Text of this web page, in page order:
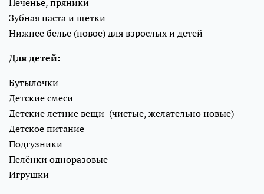
Зубная паста и щетки
Нижнее белье (новое) для взрослых и детей
Для детей:
Бутылочки
Детские смеси
Детские летние вещи (чистые, желательно новые)
Детское питание
Подгузники
Пелёнки одноразовые
Игрушки